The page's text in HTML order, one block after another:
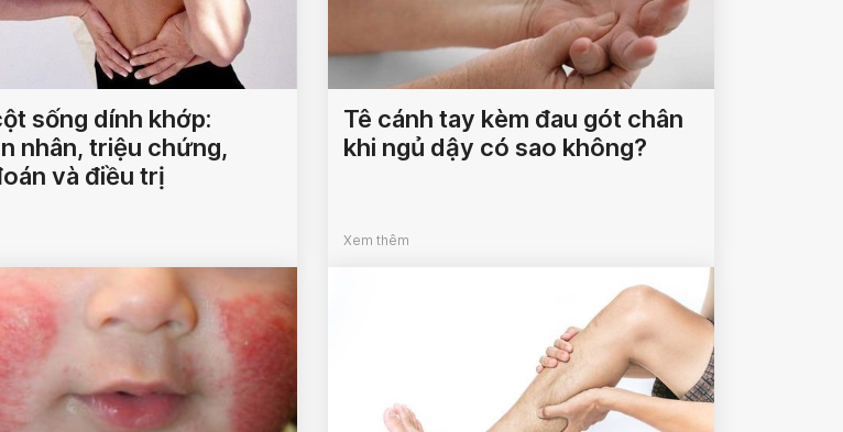
sống dính khớp:
nhân, triệu chứng,
và điều trị
Tê cánh tay kèm đau gót chân
khi ngủ dậy có sao không?
Xem thêm